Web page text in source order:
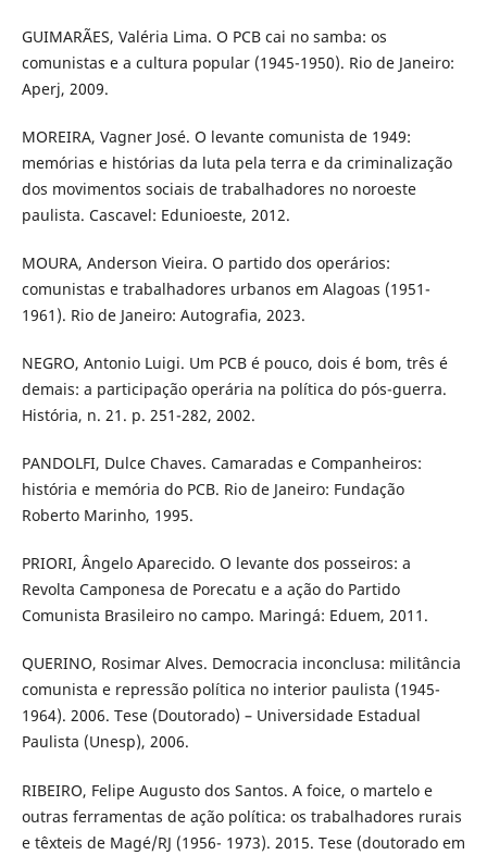
GUIMARÃES, Valéria Lima. O PCB cai no samba: os
comunistas e a cultura popular (1945-1950). Rio de Janeiro:
Aperj, 2009.
MOREIRA, Vagner José. O levante comunista de 1949:
memórias e histórias da luta pela terra e da criminalização
dos movimentos sociais de trabalhadores no noroeste
paulista. Cascavel: Edunioeste, 2012.
MOURA, Anderson Vieira. O partido dos operários:
comunistas e trabalhadores urbanos em Alagoas (1951-
1961). Rio de Janeiro: Autografia, 2023.
NEGRO, Antonio Luigi. Um PCB é pouco, dois é bom, três é
demais: a participação operária na política do pós-guerra.
História, n. 21. p. 251-282, 2002.
PANDOLFI, Dulce Chaves. Camaradas e Companheiros:
história e memória do PCB. Rio de Janeiro: Fundação
Roberto Marinho, 1995.
PRIORI, Ângelo Aparecido. O levante dos posseiros: a
Revolta Camponesa de Porecatu e a ação do Partido
Comunista Brasileiro no campo. Maringá: Eduem, 2011.
QUERINO, Rosimar Alves. Democracia inconclusa: militância
comunista e repressão política no interior paulista (1945-
1964). 2006. Tese (Doutorado) – Universidade Estadual
Paulista (Unesp), 2006.
RIBEIRO, Felipe Augusto dos Santos. A foice, o martelo e
outras ferramentas de ação política: os trabalhadores rurais
e têxteis de Magé/RJ (1956- 1973). 2015. Tese (doutorado em